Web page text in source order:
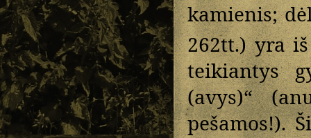
kamienis;
262tt.) yra
teikiantys
(avys)“
pešamos!).